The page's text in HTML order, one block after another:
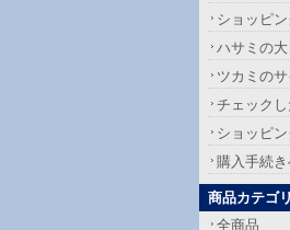
ショッピ
ハサミの
ツカミの
チェック
ショッピ
購入手続
商品カテゴ
全商品